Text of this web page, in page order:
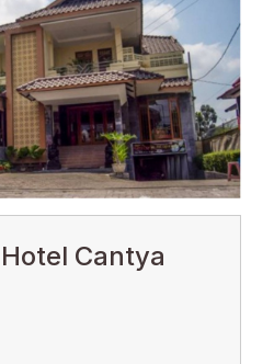
Hotel Cantya